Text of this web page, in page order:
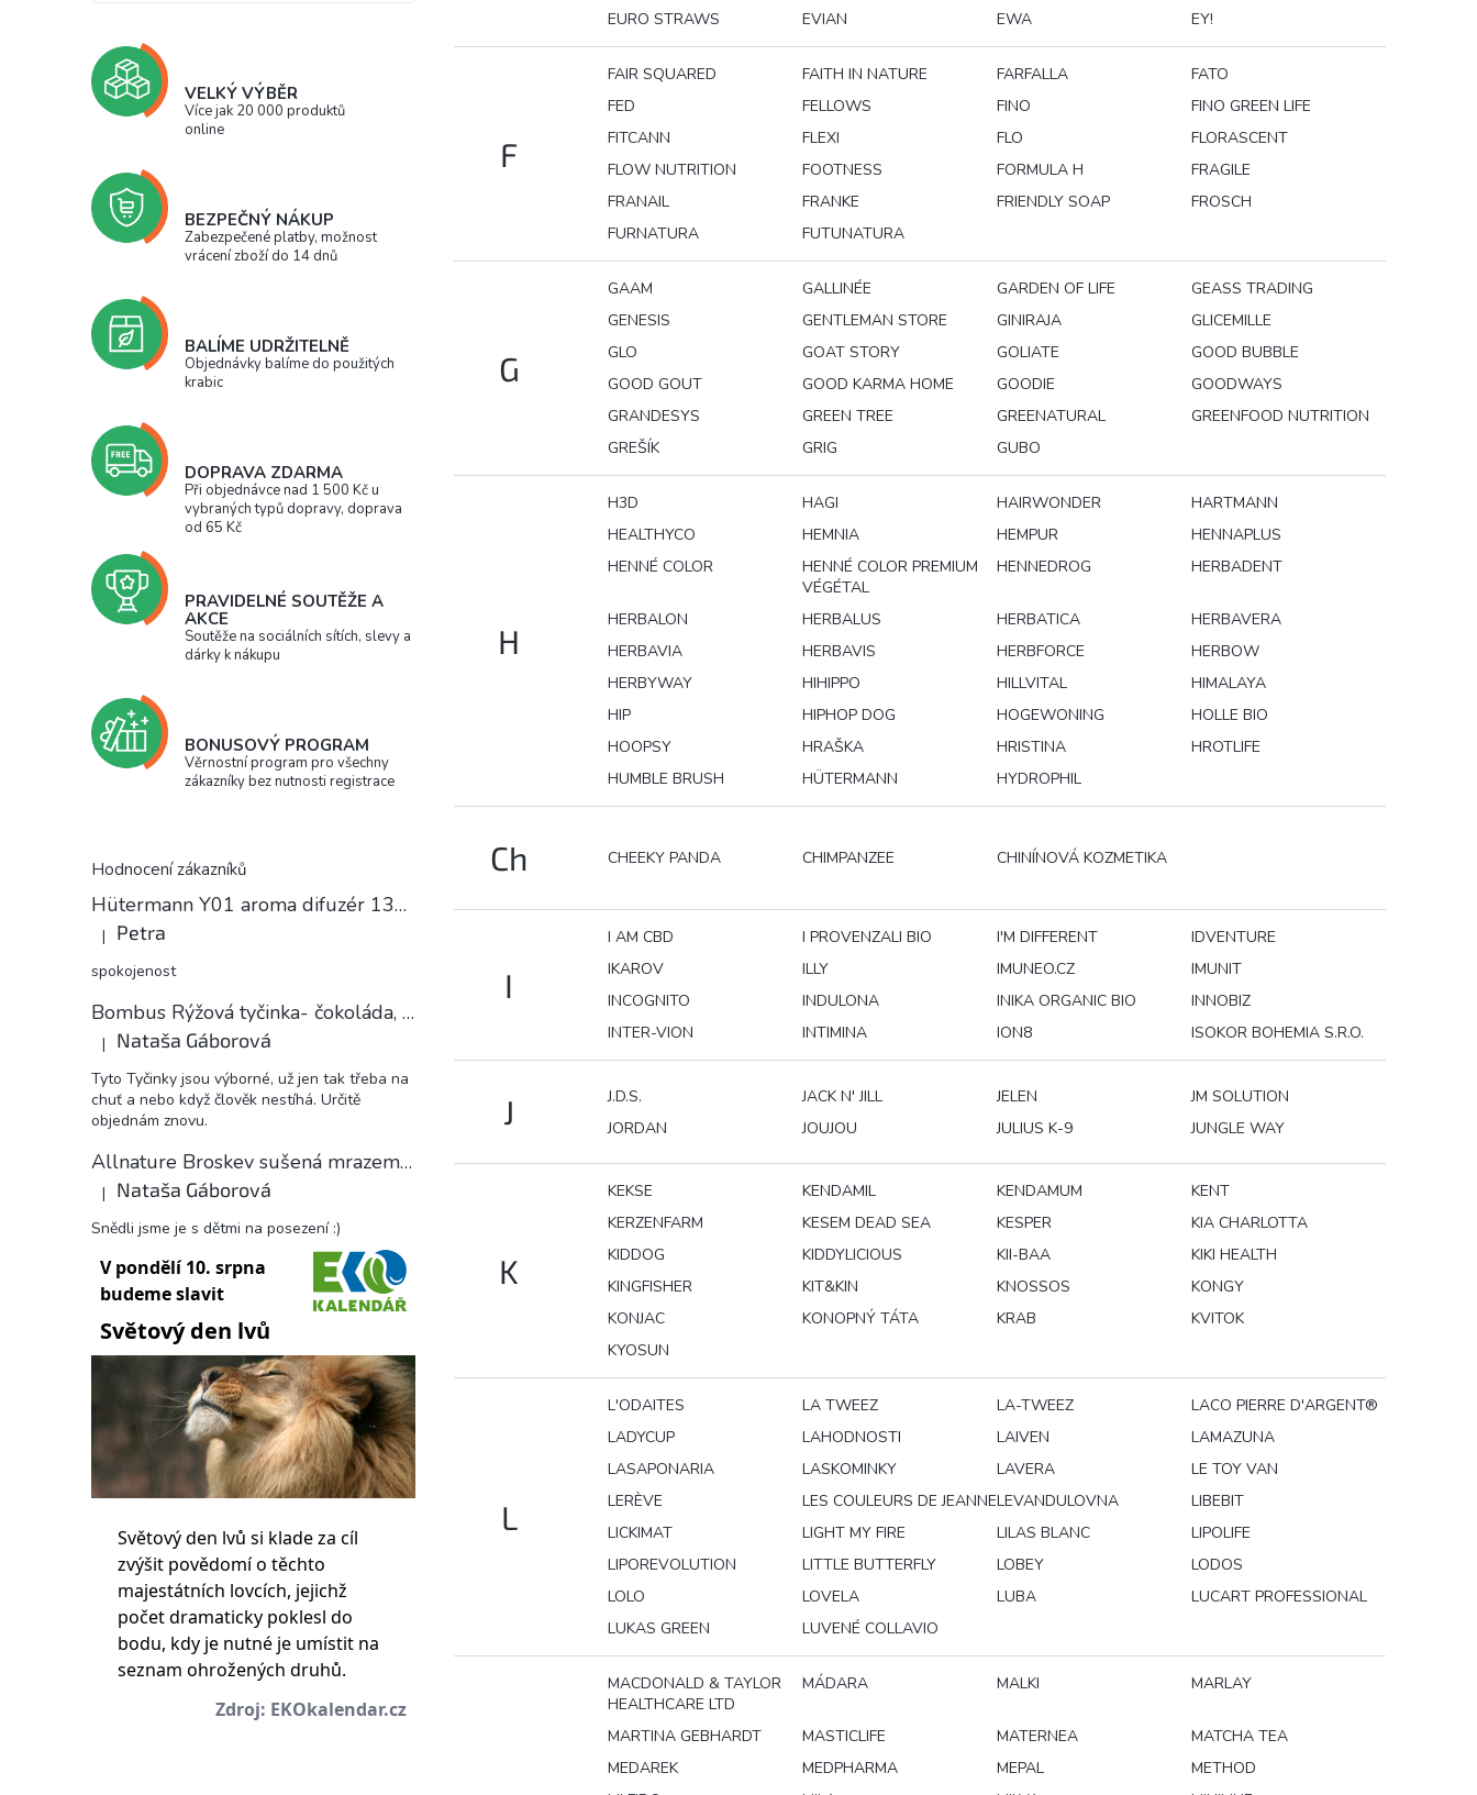
VELKÝ VÝBĚR
Více jak 20 000 produktů
online
BEZPEČNÝ NÁKUP
Zabezpečené platby, možnost
vrácení zboží do 14 dnů
BALÍME UDRŽITELNĚ
Objednávky balíme do použitých
krabic
DOPRAVA ZDARMA
Při objednávce nad 1 500 Kč u
vybraných typů dopravy, doprava
od 65 Kč
PRAVIDELNÉ SOUTĚŽE A
AKCE
Soutěže na sociálních sítích, slevy a
dárky k nákupu
BONUSOVÝ PROGRAM
Věrnostní program pro všechny
zákazníky bez nutnosti registrace
Hodnocení zákazníků
Hütermann Y01 aroma difuzér 130ml světlé dřevo - ultrazvukový, USB.
Hodnocení produktu je 5 z 5 hvězdiček.
| Petra
spokojenost
Bombus Rýžová tyčinka- čokoláda, 18 g
Hodnocení produktu je 5 z 5 hvězdiček.
| Nataša Gáborová
Tyto Tyčinky jsou výborné, už jen tak třeba na
chuť a nebo když člověk nestíhá. Určitě
objednám znovu.
Allnature Broskev sušená mrazem plátky, 15 g
Hodnocení produktu je 5 z 5 hvězdiček.
| Nataša Gáborová
Snědli jsme je s dětmi na posezení :)
EURO STRAWS
EVIAN EWA EY!
F
FAIR SQUARED FAITH IN NATURE FARFALLA
FATO
FED
FELLOWS FINO
FINO GREEN LIFE
FITCANN
FLEXI FLO
FLORASCENT
FLOW NUTRITION
FOOTNESS FORMULA H
FRAGILE
FRANAIL
FRANKE FRIENDLY SOAP
FROSCH
FURNATURA
FUTUNATURA
G
GAAM GALLINÉE GARDEN OF LIFE
GEASS TRADING
GENESIS
GENTLEMAN STORE GINIRAJA
GLICEMILLE
GLO
GOAT STORY GOLIATE
GOOD BUBBLE
GOOD GOUT
GOOD KARMA HOME GOODIE
GOODWAYS
GRANDESYS
GREEN TREE GREENATURAL
GREENFOOD NUTRITION
GREŠÍK
GRIG GUBO
H
H3D HAGI HAIRWONDER
HARTMANN
HEALTHYCO
HEMNIA HEMPUR
HENNAPLUS
HENNÉ COLOR
HENNÉ COLOR PREMIUM
VÉGÉTAL
HENNEDROG HERBADENT
HERBALON HERBALUS HERBATICA
HERBAVERA
HERBAVIA
HERBAVIS HERBFORCE
HERBOW
HERBYWAY
HIHIPPO HILLVITAL
HIMALAYA
HIP
HIPHOP DOG HOGEWONING
HOLLE BIO
HOOPSY
HRAŠKA HRISTINA
HROTLIFE
HUMBLE BRUSH
HÜTERMANN HYDROPHIL
Ch CHEEKY PANDA CHIMPANZEE CHINÍNOVÁ KOZMETIKA
I
I AM CBD I PROVENZALI BIO I'M DIFFERENT
IDVENTURE
IKAROV
ILLY IMUNEO.CZ
IMUNIT
INCOGNITO
INDULONA INIKA ORGANIC BIO
INNOBIZ
INTER-VION
INTIMINA ION8 ISOKOR BOHEMIA S.R.O.
J J.D.S. JACK N' JILL JELEN
JM SOLUTION
JORDAN
JOUJOU JULIUS K-9 JUNGLE WAY
K
KEKSE KENDAMIL KENDAMUM
KENT
KERZENFARM
KESEM DEAD SEA KESPER
KIA CHARLOTTA
KIDDOG
KIDDYLICIOUS KII-BAA
KIKI HEALTH
KINGFISHER
KIT&KIN KNOSSOS
KONGY
KONJAC
KONOPNÝ TÁTA KRAB
KVITOK
KYOSUN
L
L'ODAITES LA TWEEZ LA-TWEEZ
LACO PIERRE D'ARGENT®
LADYCUP
LAHODNOSTI LAIVEN
LAMAZUNA
LASAPONARIA
LASKOMINKY LAVERA
LE TOY VAN
LERÈVE
LES COULEURS DE JEANNELEVANDULOVNA
LIBEBIT
LICKIMAT
LIGHT MY FIRE LILAS BLANC
LIPOLIFE
LIPOREVOLUTION
LITTLE BUTTERFLY LOBEY
LODOS
LOLO
LOVELA LUBA
LUCART PROFESSIONAL
LUKAS GREEN
LUVENÉ COLLAVIO
MACDONALD & TAYLOR
HEALTHCARE LTD
MÁDARA MALKI MARLAY
MARTINA GEBHARDT MASTICLIFE MATERNEA
MATCHA TEA
MEDAREK
MEDPHARMA MEPAL
METHOD